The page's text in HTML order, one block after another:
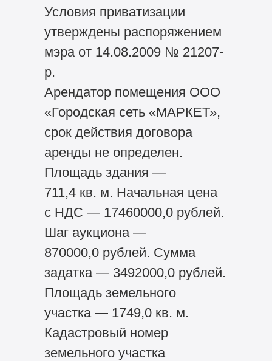
Условия приватизации
утверждены распоряжением
мэра от 14.08.2009 № 21207-
р.
Арендатор помещения ООО
«Городская сеть «МАРКЕТ»,
срок действия договора
аренды не определен.
Площадь здания —
711,4 кв. м. Начальная цена
с НДС — 17460000,0 рублей.
Шаг аукциона —
870000,0 рублей. Сумма
задатка — 3492000,0 рублей.
Площадь земельного
участка — 1749,0 кв. м.
Кадастровый номер
земельного участка